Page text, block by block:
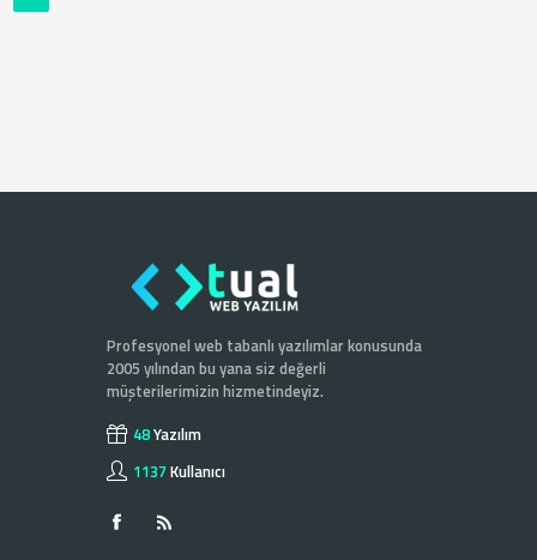
Profesyonel web tabanlı yazılımlar konusunda
2005 yılından bu yana siz değerli
müşterilerimizin hizmetindeyiz.
48Yazılım
1137Kullanıcı